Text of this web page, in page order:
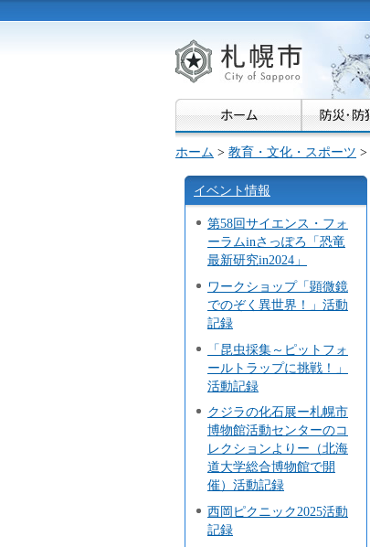
札幌市
ホーム > 教育・文化・スポーツ >
イベント情報
第58回サイエンス・フォ
ーラムinさっぽろ「恐竜
最新研究in2024」
ワークショップ「顕微鏡
でのぞく異世界！」活動
記録
「昆虫採集～ピットフォ
ールトラップに挑戦！」
活動記録
クジラの化石展ー札幌市
博物館活動センターのコ
レクションよりー（北海
道大学総合博物館で開
催）活動記録
西岡ピクニック2025活動
記録